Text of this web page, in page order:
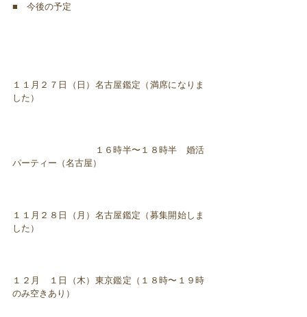
■ 今後の予定
１１月２７日（日）名古屋鑑定（満席になりま
した）
１６時半〜１８時半 婚活
パーティー（名古屋）
１１月２８日（月）名古屋鑑定（募集開始しま
した）
１２月 １日（木）東京鑑定（１８時〜１９時
のみ空きあり）